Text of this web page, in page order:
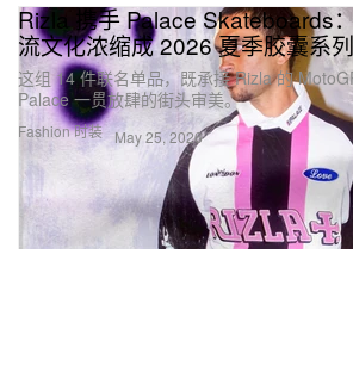
Fashion 时装
Rizla 携手 Palace Skateboards
流文化浓缩成 2026 夏季胶囊系列
这组 14 件联名单品，既承接 Rizla 的
Palace 一贯放肆的街头审美。
May 25, 2026